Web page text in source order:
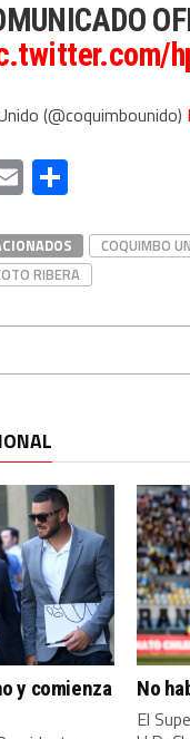
(@coquimbounido)
Email
COQUIMBO
RIBERA
y comienza
No
El